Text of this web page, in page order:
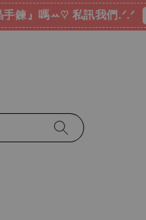
手鍊』嗎ꕀ♡ 私訊我們.ᐟ.ᐟ